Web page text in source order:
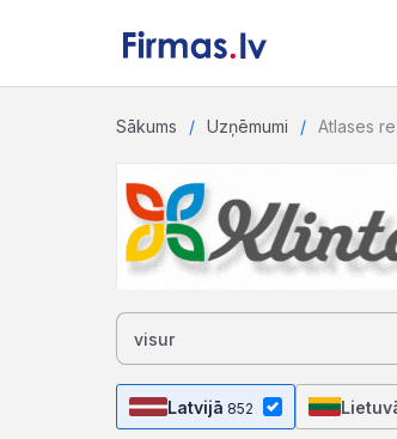
Sākums Uzņēmumi Atlases
Latvijā 852